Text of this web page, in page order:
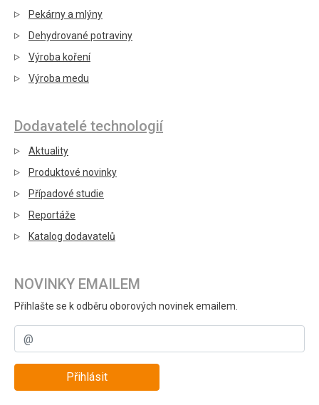
Pekárny a mlýny
Dehydrované potraviny
Výroba koření
Výroba medu
Dodavatelé technologií
Aktuality
Produktové novinky
Případové studie
Reportáže
Katalog dodavatelů
NOVINKY EMAILEM
Přihlašte se k odběru oborových novinek emailem.
Přihlásit